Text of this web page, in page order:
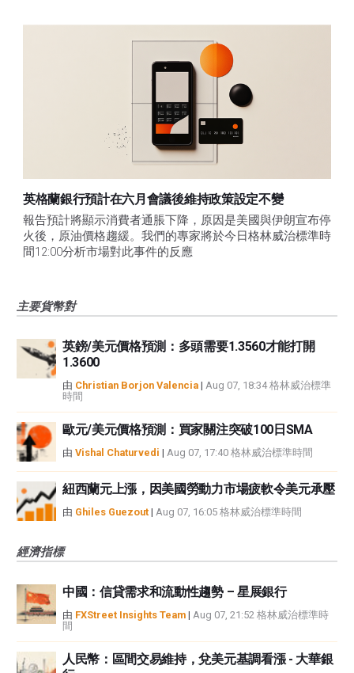
英格蘭銀行預計在六月會議後維持政策設定不變
報告預計將顯示消費者通脹下降，原因是美國與伊朗宣布停
火後，原油價格趨緩。我們的專家將於今日格林威治標準時
間12:00分析市場對此事件的反應
主要貨幣對
英鎊/美元價格預測：多頭需要1.3560才能打開
1.3600
由 Christian Borjon Valencia | Aug 07, 18:34 格林威治標準
時間
歐元/美元價格預測：買家關注突破100日SMA
由 Vishal Chaturvedi | Aug 07, 17:40 格林威治標準時間
紐西蘭元上漲，因美國勞動力市場疲軟令美元承壓
由 Ghiles Guezout | Aug 07, 16:05 格林威治標準時間
經濟指標
中國：信貸需求和流動性趨勢 – 星展銀行
由 FXStreet Insights Team | Aug 07, 21:52 格林威治標準時
間
人民幣：區間交易維持，兌美元基調看漲 - 大華銀